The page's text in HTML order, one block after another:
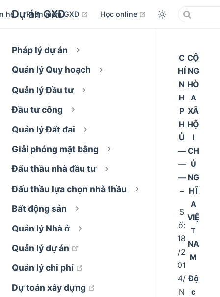
Dự án GXD
hệ Phần mềm GXD open in new window
Học online open in new window
Pháp lý dự án
Quản lý Quy hoạch
Quản lý Đầu tư
Đầu tư công
Quản lý Đất đai
Giải phóng mặt bằng
Đấu thầu nhà đầu tư
Đấu thầu lựa chọn nhà thầu
Bất động sản
Quản lý Nhà ở
Quản lý dự án
Quản lý chi phí
Dự toán xây dựng
open in new window
C
HÍ
N
H
P
H
Ủ
––
––
––
–
S
ố:
18
/2
01
4/
N
CỘ
NG
HÒ
A
XÃ
HỘ
I
CH
Ủ
NG
HĨ
A
VIỆ
T
NA
M
Độ
c